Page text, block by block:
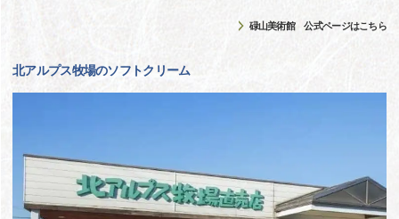
碌山美術館 公式ページはこちら
北アルプス牧場のソフトクリーム